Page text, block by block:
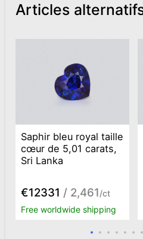
Articles
Saphir bleu royal taille
cœur de 5,01 carats,
Sri Lanka
€12331 / 2,461/ct
Free worldwide shipping